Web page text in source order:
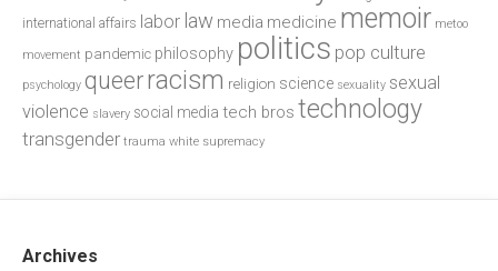
international affairs labor law media medicine memoir metoo
movement pandemic philosophy politics pop culture
psychology queerracism religion science sexuality sexual
violence slavery social media tech bros technology
transgender trauma white supremacy
Archives